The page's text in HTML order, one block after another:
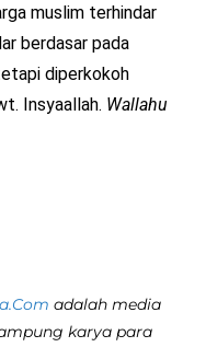
muslim terhindar
berdasar pada
diperkokoh
Insyaallah. Wallahu
adalah media
karya para